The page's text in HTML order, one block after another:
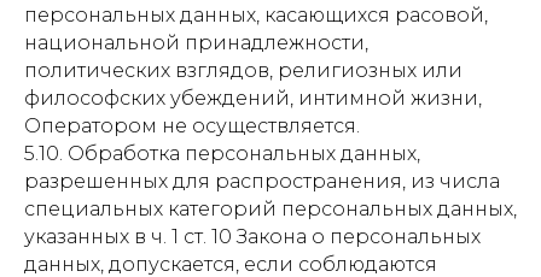
персональных данных, касающихся расовой,
национальной принадлежности,
политических взглядов, религиозных или
философских убеждений, интимной жизни,
Оператором не осуществляется.
5.10. Обработка персональных данных,
разрешенных для распространения, из числа
специальных категорий персональных данных,
указанных в ч. 1 ст. 10 Закона о персональных
данных, допускается, если соблюдаются